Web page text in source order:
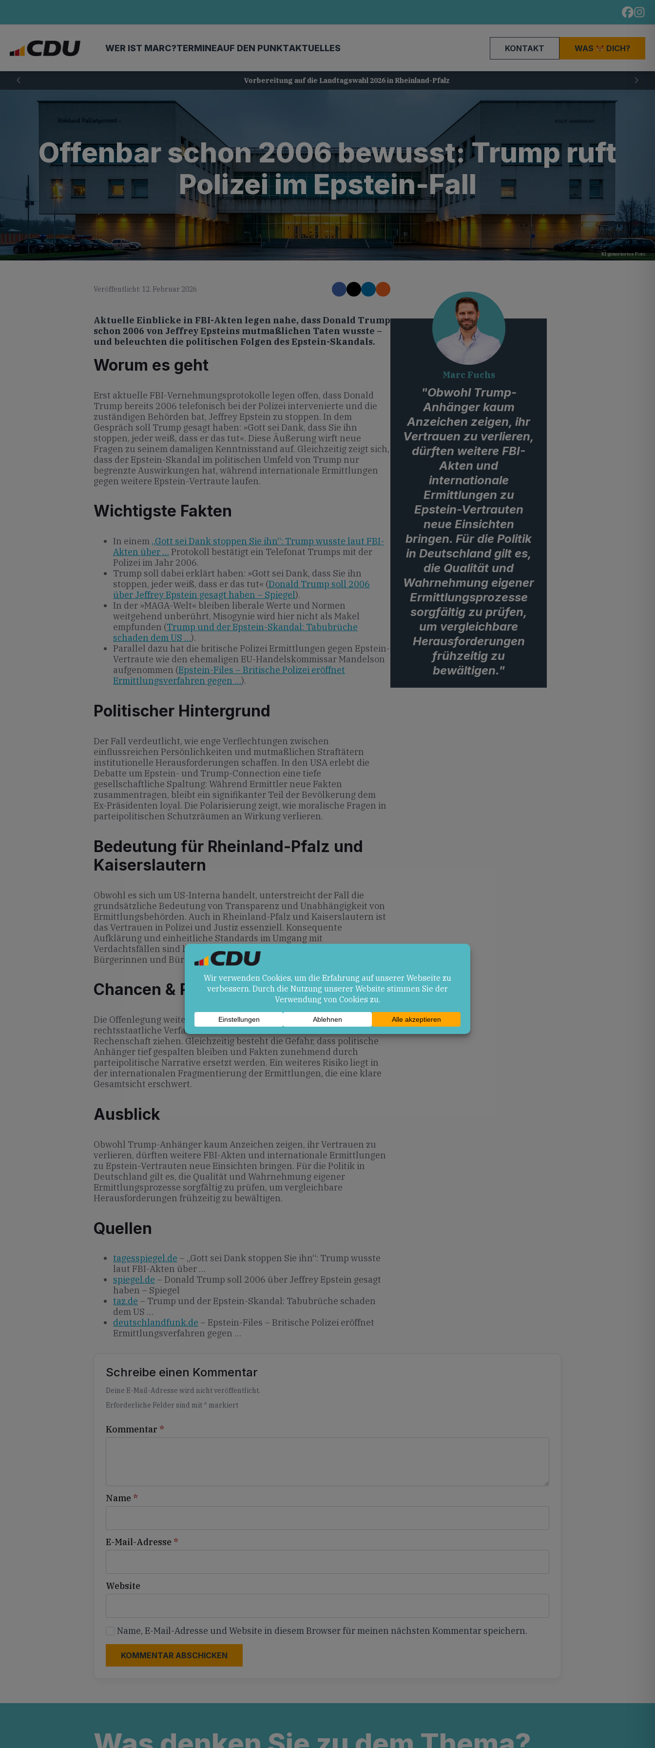
WER IST MARC?TERMINEAUF DEN PUNKTAKTUELLES KONTAKT WAS DICH?
Vorbereitung auf die Landtagswahl 2026 in Rheinland-Pfalz
Offenbar schon 2006 bewusst: Trump ruft
Polizei im Epstein-Fall
KI generiertes Foto
Veröffentlicht: 12. Februar 2026
Aktuelle Einblicke in FBI-Akten legen nahe, dass Donald Trump
schon 2006 von Jeffrey Epsteins mutmaßlichen Taten wusste –
und beleuchten die politischen Folgen des Epstein-Skandals.
Worum es geht
Erst aktuelle FBI-Vernehmungsprotokolle legen offen, dass Donald
Trump bereits 2006 telefonisch bei der Polizei intervenierte und die
zuständigen Behörden bat, Jeffrey Epstein zu stoppen. In dem
Gespräch soll Trump gesagt haben: »Gott sei Dank, dass Sie ihn
stoppen, jeder weiß, dass er das tut«. Diese Äußerung wirft neue
Fragen zu seinem damaligen Kenntnisstand auf. Gleichzeitig zeigt sich,
dass der Epstein-Skandal im politischen Umfeld von Trump nur
begrenzte Auswirkungen hat, während internationale Ermittlungen
gegen weitere Epstein-Vertraute laufen.
Wichtigste Fakten
In einem „Gott sei Dank stoppen Sie ihn“: Trump wusste laut FBI-
Akten über … Protokoll bestätigt ein Telefonat Trumps mit der
Polizei im Jahr 2006.
Trump soll dabei erklärt haben: »Gott sei Dank, dass Sie ihn
stoppen, jeder weiß, dass er das tut« (Donald Trump soll 2006
über Jeffrey Epstein gesagt haben – Spiegel).
In der »MAGA-Welt« bleiben liberale Werte und Normen
weitgehend unberührt, Misogynie wird hier nicht als Makel
empfunden (Trump und der Epstein-Skandal: Tabubrüche
schaden dem US …).
Parallel dazu hat die britische Polizei Ermittlungen gegen Epstein-
Vertraute wie den ehemaligen EU-Handelskommissar Mandelson
aufgenommen (Epstein-Files – Britische Polizei eröffnet
Ermittlungsverfahren gegen …).
Politischer Hintergrund
Der Fall verdeutlicht, wie enge Verflechtungen zwischen
einflussreichen Persönlichkeiten und mutmaßlichen Straftätern
institutionelle Herausforderungen schaffen. In den USA erlebt die
Debatte um Epstein- und Trump-Connection eine tiefe
gesellschaftliche Spaltung: Während Ermittler neue Fakten
zusammentragen, bleibt ein signifikanter Teil der Bevölkerung dem
Ex-Präsidenten loyal. Die Polarisierung zeigt, wie moralische Fragen in
parteipolitischen Schutzräumen an Wirkung verlieren.
Bedeutung für Rheinland-Pfalz und
Kaiserslautern
Obwohl es sich um US-Interna handelt, unterstreicht der Fall die
grundsätzliche Bedeutung von Transparenz und Unabhängigkeit von
Ermittlungsbehörden. Auch in Rheinland-Pfalz und Kaiserslautern ist
das Vertrauen in Polizei und Justiz essenziell. Konsequente
Aufklärung und einheitliche Standards im Umgang mit
Verdachtsfällen sind hier unverzichtbar, um das Vertrauen der
Bürgerinnen und Bürger zu sichern.
Chancen & Risiken
Die Offenlegung weiterer Dokumente kann das Vertrauen in
rechtsstaatliche Verfahren stärken und Verantwortliche zur
Rechenschaft ziehen. Gleichzeitig besteht die Gefahr, dass politische
Anhänger tief gespalten bleiben und Fakten zunehmend durch
parteipolitische Narrative ersetzt werden. Ein weiteres Risiko liegt in
der internationalen Fragmentierung der Ermittlungen, die eine klare
Gesamtsicht erschwert.
Ausblick
Obwohl Trump-Anhänger kaum Anzeichen zeigen, ihr Vertrauen zu
verlieren, dürften weitere FBI-Akten und internationale Ermittlungen
zu Epstein-Vertrauten neue Einsichten bringen. Für die Politik in
Deutschland gilt es, die Qualität und Wahrnehmung eigener
Ermittlungsprozesse sorgfältig zu prüfen, um vergleichbare
Herausforderungen frühzeitig zu bewältigen.
Quellen
tagesspiegel.de – „Gott sei Dank stoppen Sie ihn“: Trump wusste
laut FBI-Akten über …
spiegel.de – Donald Trump soll 2006 über Jeffrey Epstein gesagt
haben – Spiegel
taz.de – Trump und der Epstein-Skandal: Tabubrüche schaden
dem US …
deutschlandfunk.de – Epstein-Files – Britische Polizei eröffnet
Ermittlungsverfahren gegen …
Marc Fuchs
"Obwohl Trump-
Anhänger kaum
Anzeichen zeigen, ihr
Vertrauen zu verlieren,
dürften weitere FBI-
Akten und
internationale
Ermittlungen zu
Epstein-Vertrauten
neue Einsichten
bringen. Für die Politik
in Deutschland gilt es,
die Qualität und
Wahrnehmung eigener
Ermittlungsprozesse
sorgfältig zu prüfen,
um vergleichbare
Herausforderungen
frühzeitig zu
bewältigen."
Schreibe einen Kommentar
Deine E-Mail-Adresse wird nicht veröffentlicht.
Erforderliche Felder sind mit * markiert
Kommentar *
Name *
E-Mail-Adresse *
Website
Name, E-Mail-Adresse und Website in diesem Browser für meinen nächsten Kommentar speichern.
Alternative: